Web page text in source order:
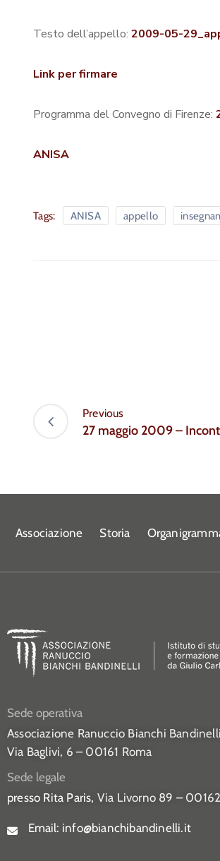
Testo dell’appello: 2009-05-
Link per firmare
Programma del Convegno di Firenze:
ANISA
Tags: ANISA appello
Previous
27 maggio 2009 –
Associazione Storia
Sede operativa
Associazione Ranuccio Bianchi Bandinelli
Via Baglivi, 6 – 00161 Roma
Sede legale
presso Rita Paris, Via Livorno 89 –
Email: info@bianchibandinelli.it